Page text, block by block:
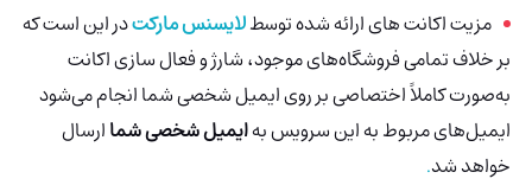
مزیت اکانت های ارائه شده توسطلایسنس مارکتدر این است که
بر خلاف تمامی فروشگاه‌های موجود، شارژ و فعال سازی اکانت
به‌صورت کاملاً اختصاصی بر روی ایمیل شخصی شما انجام می‌شود
ایمیل‌های مربوط به این سرویس بهایمیل شخصی شماارسال
خواهد شد.